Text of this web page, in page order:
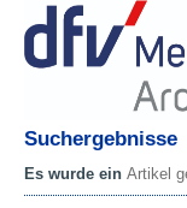
Suchergebnisse
Es wurde ein Artikel